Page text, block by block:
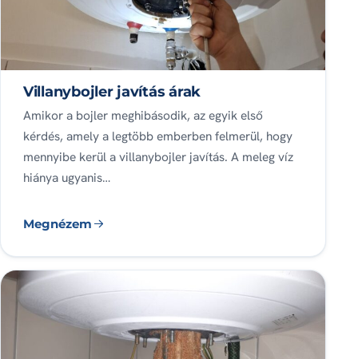
Villanybojler javítás árak
Amikor a bojler meghibásodik, az egyik első
kérdés, amely a legtöbb emberben felmerül, hogy
mennyibe kerül a villanybojler javítás. A meleg víz
hiánya ugyanis…
Megnézem